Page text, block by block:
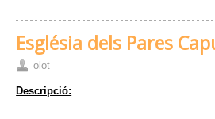
Església dels Pares
olot
Descripció: